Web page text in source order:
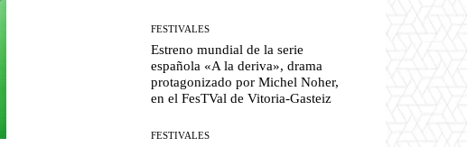
FESTIVALES
Estreno mundial de la serie
española «A la deriva», drama
protagonizado por Michel Noher,
en el FesTVal de Vitoria-Gasteiz
FESTIVALES